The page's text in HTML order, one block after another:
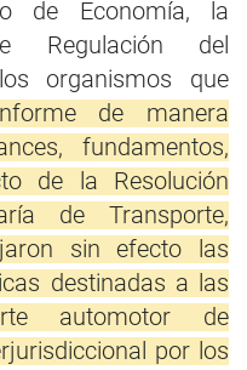
de Economía, la
Regulación del
organismos que
de manera
fundamentos,
de la Resolución
de Transporte,
sin efecto las
destinadas a las
automotor de
por los